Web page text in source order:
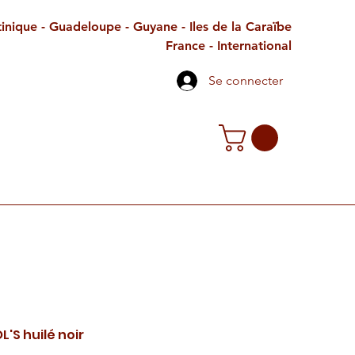
- Guadeloupe - Guyane - Iles de la Caraïbe
France - International
Se connecter
huilé noir